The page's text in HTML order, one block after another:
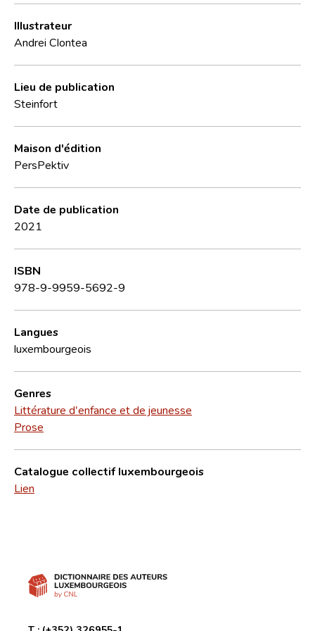
Illustrateur
Andrei Clontea
Lieu de publication
Steinfort
Maison d'édition
PersPektiv
Date de publication
2021
ISBN
978-9-9959-5692-9
Langues
luxembourgeois
Genres
Littérature d'enfance et de jeunesse
Prose
Catalogue collectif luxembourgeois
Lien